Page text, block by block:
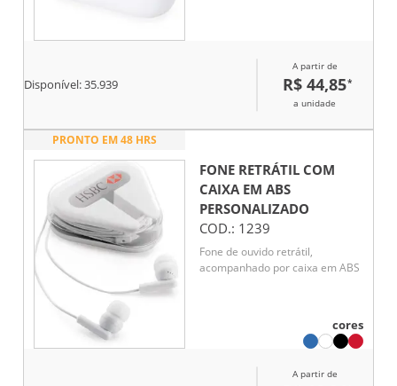
Disponível:35.939
A partir de
R$ 44,85*
a unidade
PRONTO EM 48 HRS
FONE RETRÁTIL COM
CAIXA EM ABS
PERSONALIZADO
COD.: 1239
Fone de ouvido retrátil,
acompanhado por caixa em ABS
cores
A partir de